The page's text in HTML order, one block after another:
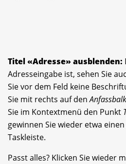
Titel «Adresse» ausblenden:
Adresseingabe ist, sehen Sie
Sie vor dem Feld keine
Sie mit rechts auf den
Sie im Kontextmenü den Punkt
gewinnen Sie wieder etwa
Taskleiste.
Passt alles? Klicken Sie wieder